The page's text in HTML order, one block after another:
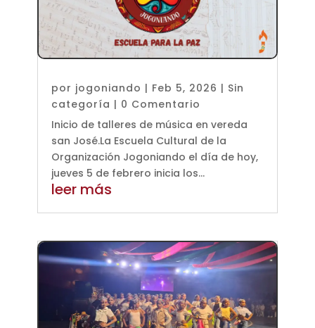
por jogoniando | Feb 5, 2026 | Sin
categoría | 0 Comentario
Inicio de talleres de música en vereda
san José.La Escuela Cultural de la
Organización Jogoniando el día de hoy,
jueves 5 de febrero inicia los...
leer más